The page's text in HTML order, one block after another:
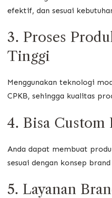
efektif, dan sesuai
3. Proses
Tinggi
Menggunakan teknologi
CPKB, sehingga kualitas
4. Bisa Custom
Anda dapat membuat
sesuai dengan konsep brand
5. Layanan